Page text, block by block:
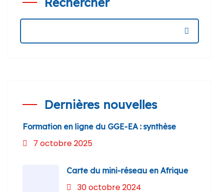
Search:Dernières nouvelles
Formation en ligne du GGE-EA : synthèse
7 octobre 2025
Carte du mini-réseau en Afrique
30 octobre 2024